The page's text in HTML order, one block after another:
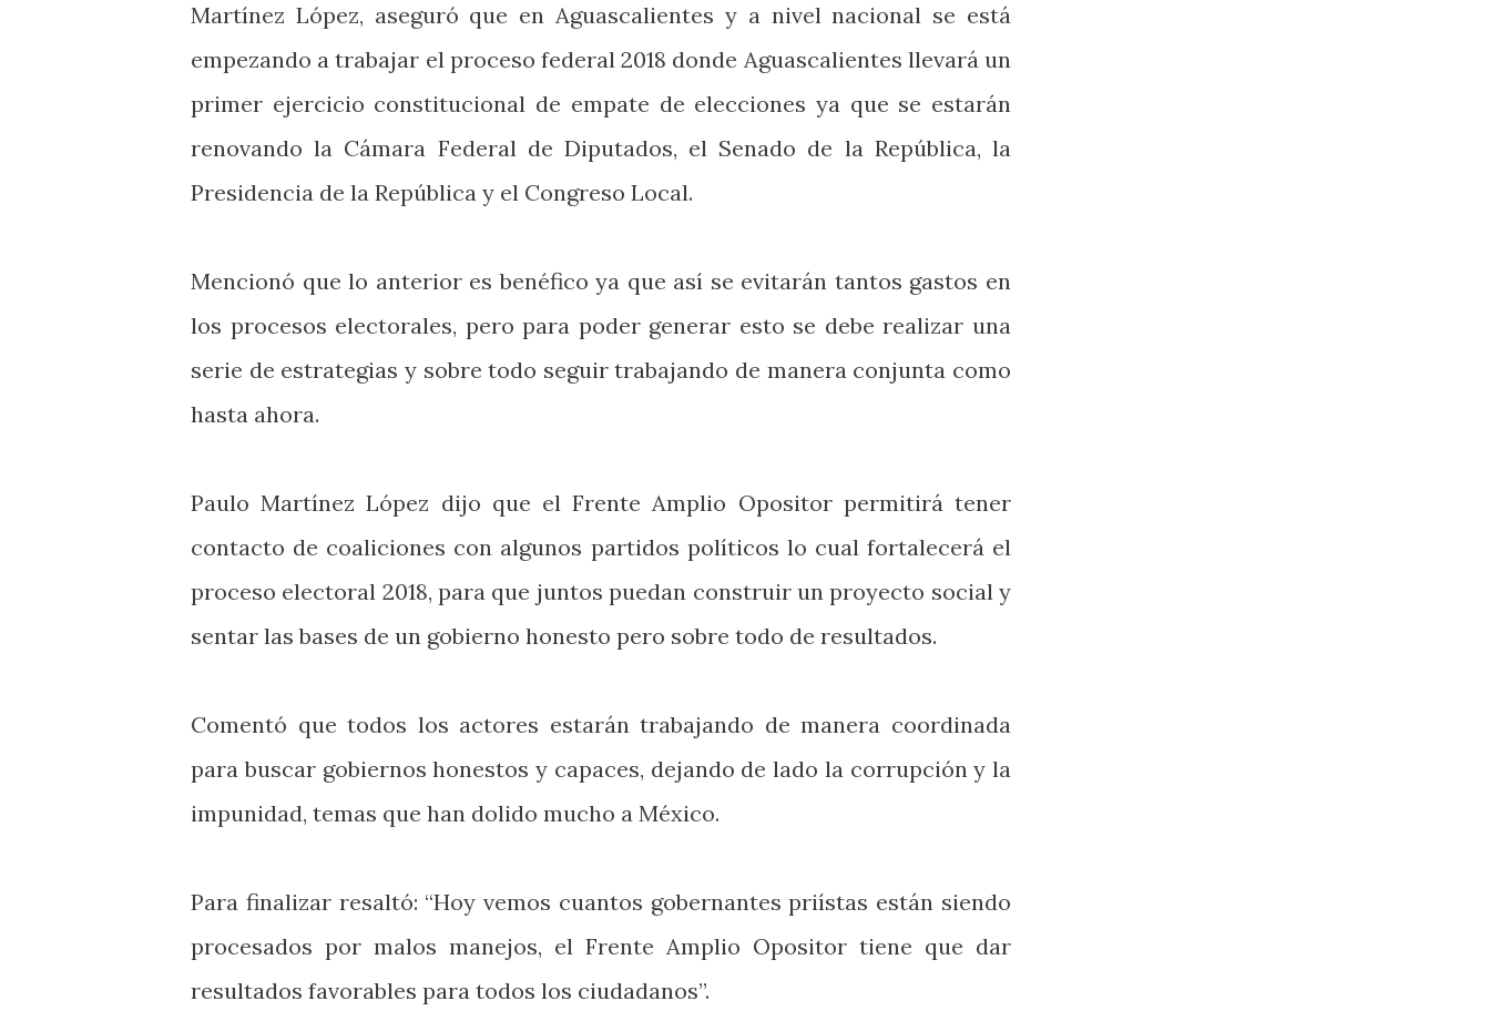
Martínez López, aseguró que en Aguascalientes y a nivel nacional se está
empezando a trabajar el proceso federal 2018 donde Aguascalientes llevará un
primer ejercicio constitucional de empate de elecciones ya que se estarán
renovando la Cámara Federal de Diputados, el Senado de la República, la
Presidencia de la República y el Congreso Local.
Mencionó que lo anterior es benéfico ya que así se evitarán tantos gastos en
los procesos electorales, pero para poder generar esto se debe realizar una
serie de estrategias y sobre todo seguir trabajando de manera conjunta como
hasta ahora.
Paulo Martínez López dijo que el Frente Amplio Opositor permitirá tener
contacto de coaliciones con algunos partidos políticos lo cual fortalecerá el
proceso electoral 2018, para que juntos puedan construir un proyecto social y
sentar las bases de un gobierno honesto pero sobre todo de resultados.
Comentó que todos los actores estarán trabajando de manera coordinada
para buscar gobiernos honestos y capaces, dejando de lado la corrupción y la
impunidad, temas que han dolido mucho a México.
Para finalizar resaltó: “Hoy vemos cuantos gobernantes priístas están siendo
procesados por malos manejos, el Frente Amplio Opositor tiene que dar
resultados favorables para todos los ciudadanos”.